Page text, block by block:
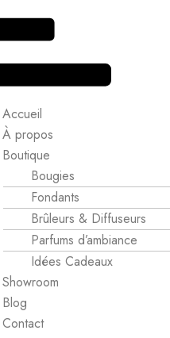
Accueil
À propos
Boutique
Bougies
Fondants
Brûleurs & Diffuseurs
Parfums d’ambiance
Idées Cadeaux
Showroom
Blog
Contact